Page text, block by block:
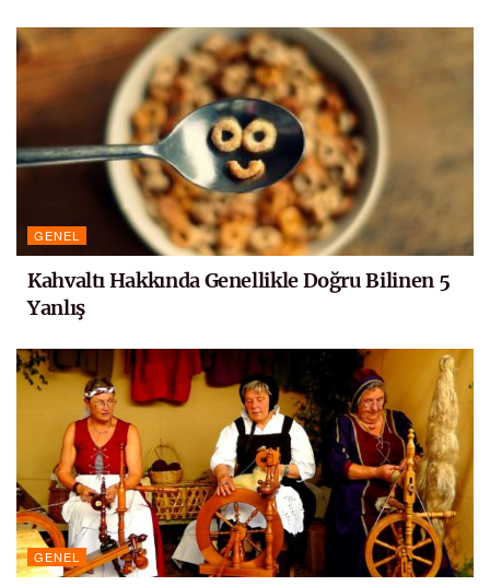
GENEL
Kahvaltı Hakkında Genellikle Doğru Bilinen 5
Yanlış
GENEL